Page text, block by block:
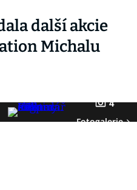
další akcie
Michalu
4
Fotogalerie